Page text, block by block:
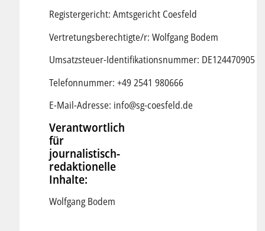
Registergericht: Amtsgericht Coesfeld
Vertretungsberechtigte/r: Wolfgang Bodem
Umsatzsteuer-Identifikationsnummer: DE124470905
Telefonnummer: +49 2541 980666
E-Mail-Adresse: info@sg-coesfeld.de
Verantwortlich
für
journalistisch-
redaktionelle
Inhalte:
Wolfgang Bodem